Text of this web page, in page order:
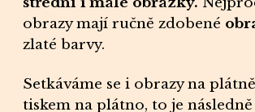
obrazymají ručně zdobené
zlaté barvy.
Setkáváme se i obrazyna
tiskem naplátno, to je